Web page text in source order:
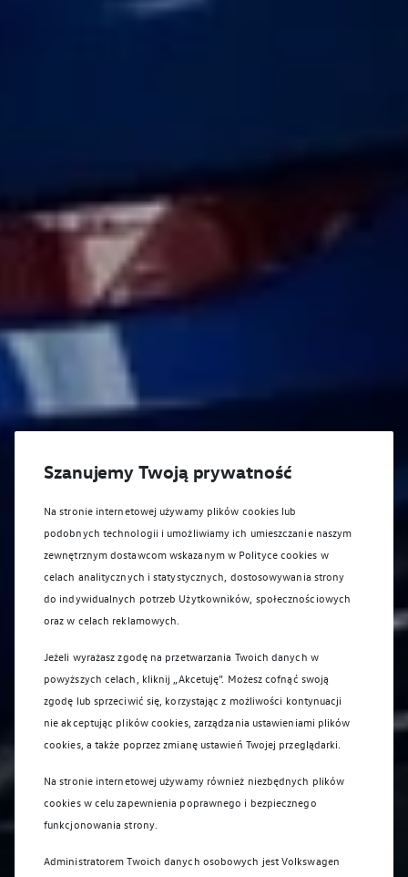
Szanujemy Twoją prywatność
Na stronie internetowej używamy plików cookies lub
podobnych technologii i umożliwiamy ich umieszczanie naszym
zewnętrznym dostawcom wskazanym w Polityce cookies w
celach analitycznych i statystycznych, dostosowywania strony
do indywidualnych potrzeb Użytkowników, społecznościowych
oraz w celach reklamowych.
Jeżeli wyrażasz zgodę na przetwarzania Twoich danych w
powyższych celach, kliknij „Akcetuję”. Możesz cofnąć swoją
zgodę lub sprzeciwić się, korzystając z możliwości kontynuacji
nie akceptując plików cookies, zarządzania ustawieniami plików
cookies, a także poprzez zmianę ustawień Twojej przeglądarki.
Na stronie internetowej używamy również niezbędnych plików
cookies w celu zapewnienia poprawnego i bezpiecznego
funkcjonowania strony.
Administratorem Twoich danych osobowych jest Volkswagen